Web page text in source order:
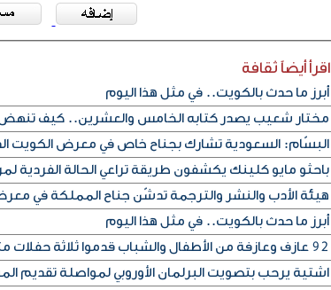
اقرأ أيضاً ثقافة
أبرز ما حدث بالكويت.. في مثل هذا اليوم
مختار شعيب يصدر كتابه الخامس والعشرين.. كيف تنهض
البسّام: السعودية تشارك بجناح خاص في معرض الكويت
باحثو مايو كلينك يكشفون طريقة تراعي الحالة الفردية
هيئة الأدب والنشر والترجمة تدشّن جناح المملكة في معرض
أبرز ما حدث بالكويت.. في مثل هذا اليوم
92 عازف وعازفة من الأطفال والشباب قدموا ثلاثة حفلات متتالية في مركز اليرموك الثقافي
اشتية يرحب بتصويت البرلمان الأوروبي لمواصلة تقديم